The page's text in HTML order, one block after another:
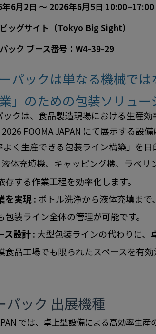
6月2日 ～ 2026年6月5日 10:00–17:00
ッグサイト（Tokyo Big Sight）
ック ブース番号： W4-39-29
パックは単なる機械では
業」のための包装ソリュ
ックは、食品製造現場における生産
2026 FOOMA JAPAN にて展示する設
く生産できる包装ライン構築」を目
液体充填機、キャッピング機、ラベリ
存する作業工程を効率化します。
を実現 : ボトル洗浄から液体充填まで、
包装ライン全体の管理が可能です。
ス設計 : 大型包装ラインの代わりに、
食品工場でも限られたスペースを有効
パック 出展機種
では、卓上型設備による高効率生産